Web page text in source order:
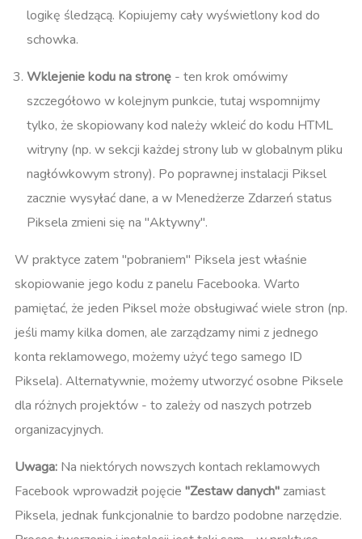
logikę śledzącą. Kopiujemy cały wyświetlony kod do
schowka.
Wklejenie kodu na stronę - ten krok omówimy
szczegółowo w kolejnym punkcie, tutaj wspomnijmy
tylko, że skopiowany kod należy wkleić do kodu HTML
witryny (np. w sekcji każdej strony lub w globalnym pliku
nagłówkowym strony). Po poprawnej instalacji Piksel
zacznie wysyłać dane, a w Menedżerze Zdarzeń status
Piksela zmieni się na "Aktywny".
W praktyce zatem "pobraniem" Piksela jest właśnie
skopiowanie jego kodu z panelu Facebooka. Warto
pamiętać, że jeden Piksel może obsługiwać wiele stron (np.
jeśli mamy kilka domen, ale zarządzamy nimi z jednego
konta reklamowego, możemy użyć tego samego ID
Piksela). Alternatywnie, możemy utworzyć osobne Piksele
dla różnych projektów - to zależy od naszych potrzeb
organizacyjnych.
Uwaga: Na niektórych nowszych kontach reklamowych
Facebook wprowadził pojęcie "Zestaw danych" zamiast
Piksela, jednak funkcjonalnie to bardzo podobne narzędzie.